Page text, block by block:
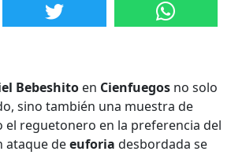
Bebeshito en Cienfuegos no solo
sino también una muestra de
el reguetonero en la preferencia del
ataque deeuforia desbordada se